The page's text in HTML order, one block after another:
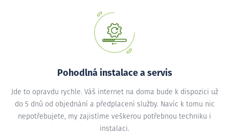
Pohodlná instalace a servis
Jde to opravdu rychle. Váš internet na doma bude k dispozici už
do 5 dnů od objednání a předplacení služby. Navíc k tomu nic
nepotřebujete, my zajistíme veškerou potřebnou techniku i
instalaci.